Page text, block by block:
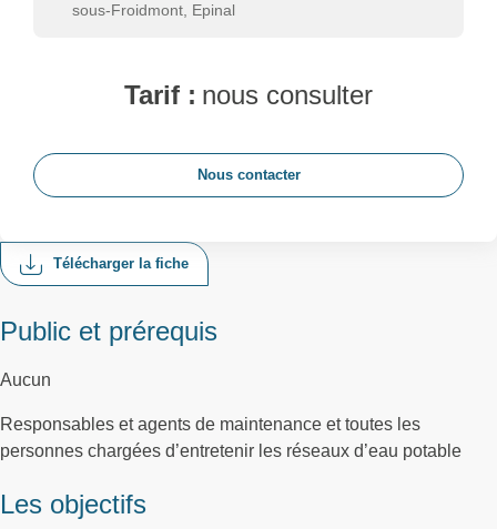
Télécharger la fiche
Public et prérequis
Aucun
Responsables et agents de maintenance et toutes les
personnes chargées d’entretenir les réseaux d’eau potable
Les objectifs
sous-Froidmont, Epinal
Tarif : nous consulter
Nous contacter